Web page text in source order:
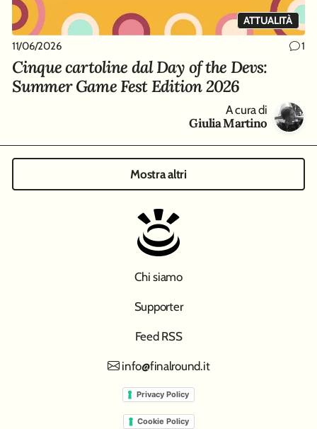
ATTUALITÀ
11/06/2026 1
Cinque cartoline dal Day of the Devs:
Summer Game Fest Edition 2026
A cura di
Giulia Martino
Mostra altri
Chi siamo
Supporter
Feed RSS
info@finalround.it
Privacy Policy
Cookie Policy